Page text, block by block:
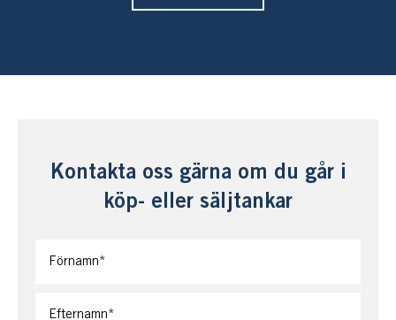
Kontakta oss gärna om du går i
köp- eller säljtankar